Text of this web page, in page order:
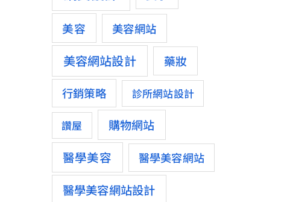
美容 美容網站
美容網站設計 藥妝
行銷策略 診所網站設計
讚屋 購物網站
醫學美容 醫學美容網站
醫學美容網站設計